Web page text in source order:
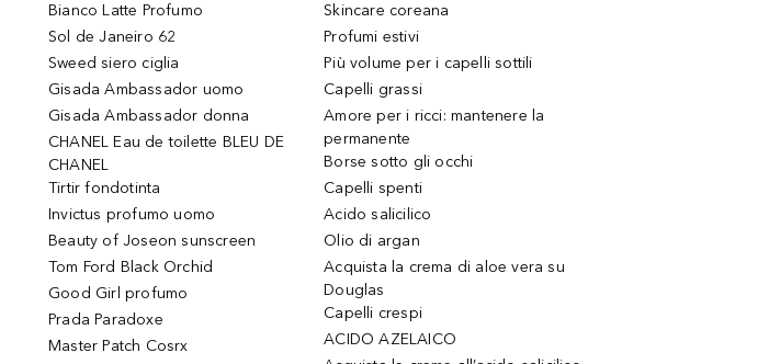
Bianco Latte Profumo
Sol de Janeiro 62
Sweed siero ciglia
Gisada Ambassador uomo
Gisada Ambassador donna
CHANEL Eau de toilette BLEU DE
CHANEL
Tirtir fondotinta
Invictus profumo uomo
Beauty of Joseon sunscreen
Tom Ford Black Orchid
Good Girl profumo
Prada Paradoxe
Master Patch Cosrx
Skincare coreana
Profumi estivi
Più volume per i capelli sottili
Capelli grassi
Amore per i ricci: mantenere la
permanente
Borse sotto gli occhi
Capelli spenti
Acido salicilico
Olio di argan
Acquista la crema di aloe vera su
Douglas
Capelli crespi
ACIDO AZELAICO